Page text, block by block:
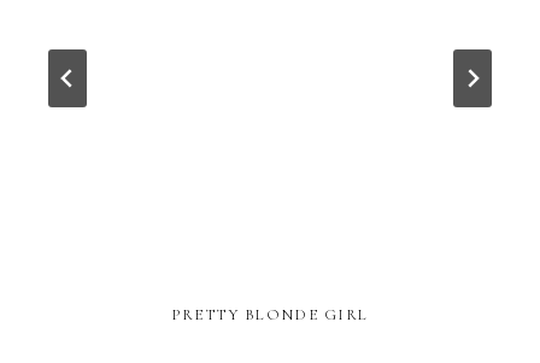
PRETTY BLONDE GIRL